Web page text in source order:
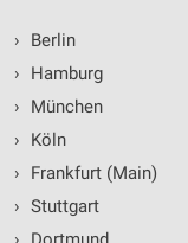
›
Berlin
›
Hamburg
›
München
›
Köln
›
Frankfurt (Main)
› Stuttgart